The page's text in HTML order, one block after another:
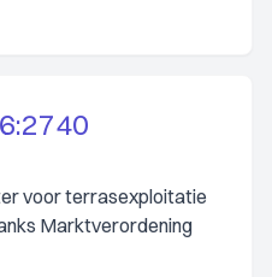
voor terrasexploitatie
Marktverordening